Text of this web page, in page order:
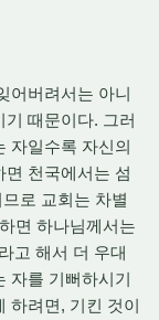
어버려서는 아니
때문이다. 그러
자일수록 자신의
천국에서는 섬
로 교회는 차별
면 하나님께서는
고 해서 더 우대
자를 기뻐하시기
하려면, 기킨 것이